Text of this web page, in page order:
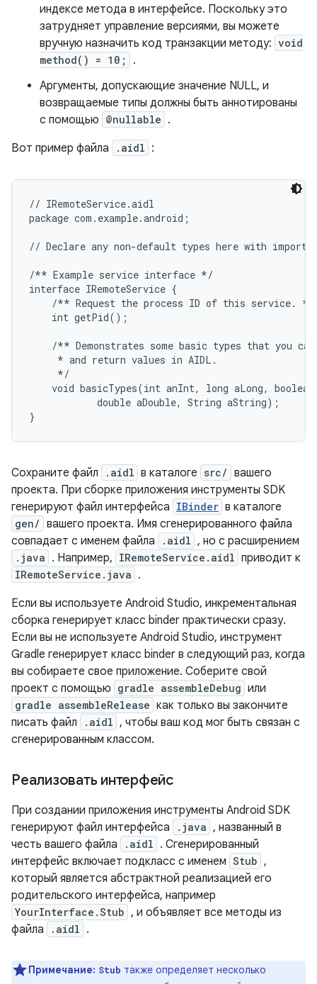
индексе метода в интерфейсе. Поскольку это
затрудняет управление версиями, вы можете
вручную назначить код транзакции методу: void
method() = 10;
.
Аргументы, допускающие значение NULL, и
возвращаемые типы должны быть аннотированы
с помощью @nullable .
Вот пример файла
.aidl :
// IRemoteService.aidl
package com.example.android;
// Declare any non-default types here with import
/** Example service interface */
interface IRemoteService {
    /** Request the process ID of this service. */
    int getPid();
/** Demonstrates some basic types that you
     * and return values in AIDL.
     */
void basicTypes(int anInt, long aLong,
            double aDouble, String aString);
Сохраните файл .aidl в каталоге src/ вашего
проекта. При сборке приложения инструменты SDK
генерируют файл интерфейса IBinder в каталоге
gen/ вашего проекта. Имя сгенерированного файла
совпадает с именем файла
.aidl , но с расширением
.java . Например, IRemoteService.aidl приводит к
IRemoteService.java .
Если вы используете Android Studio, инкрементальная
сборка генерирует класс binder практически сразу.
Если вы не используете Android Studio, инструмент
Gradle генерирует класс binder в следующий раз, когда
вы собираете свое приложение. Соберите свой
проект с помощью gradle assembleDebug или
gradle assembleRelease как только вы закончите
писать файл
.aidl , чтобы ваш код мог быть связан с
сгенерированным классом.
Реализовать интерфейс
При создании приложения инструменты Android SDK
генерируют файл интерфейса
.java , названный в
честь вашего файла
.aidl . Сгенерированный
интерфейс включает подкласс с именем Stub ,
который является абстрактной реализацией его
родительского интерфейса, например
YourInterface.Stub , и объявляет все методы из
файла
.aidl .
Примечание: Stub также определяет несколько